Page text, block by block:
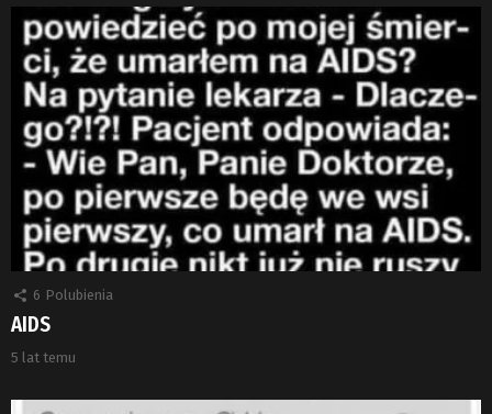
6 Polubienia
AIDS
5 lat temu